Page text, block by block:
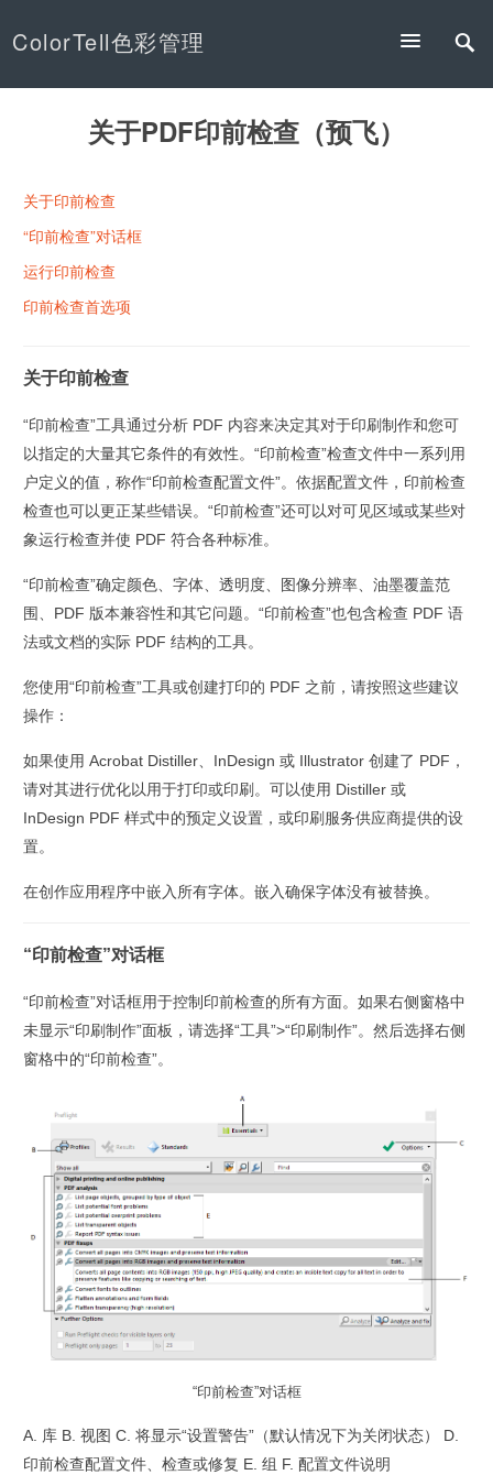
ColorTell色彩管理
关于PDF印前检查（预飞）
关于印前检查
“印前检查”对话框
运行印前检查
印前检查首选项
关于印前检查
“印前检查”工具通过分析 PDF 内容来决定其对于印刷制作和您可
以指定的大量其它条件的有效性。“印前检查”检查文件中一系列用
户定义的值，称作“印前检查配置文件”。依据配置文件，印前检查
检查也可以更正某些错误。“印前检查”还可以对可见区域或某些对
象运行检查并使 PDF 符合各种标准。
“印前检查”确定颜色、字体、透明度、图像分辨率、油墨覆盖范
围、PDF 版本兼容性和其它问题。“印前检查”也包含检查 PDF 语
法或文档的实际 PDF 结构的工具。
您使用“印前检查”工具或创建打印的 PDF 之前，请按照这些建议
操作：
如果使用 Acrobat Distiller、InDesign 或 Illustrator 创建了 PDF，
请对其进行优化以用于打印或印刷。可以使用 Distiller 或
InDesign PDF 样式中的预定义设置，或印刷服务供应商提供的设
置。
在创作应用程序中嵌入所有字体。嵌入确保字体没有被替换。
“印前检查”对话框
“印前检查”对话框用于控制印前检查的所有方面。如果右侧窗格中
未显示“印刷制作”面板，请选择“工具”>“印刷制作”。然后选择右侧
窗格中的“印前检查”。
“印前检查”对话框
A. 库 B. 视图 C. 将显示“设置警告”（默认情况下为关闭状态） D.
印前检查配置文件、检查或修复 E. 组 F. 配置文件说明